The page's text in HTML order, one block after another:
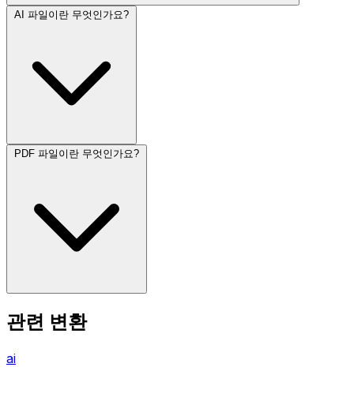
AI 파일이란 무엇인가요?
PDF 파일이란 무엇인가요?
관련 변환
ai